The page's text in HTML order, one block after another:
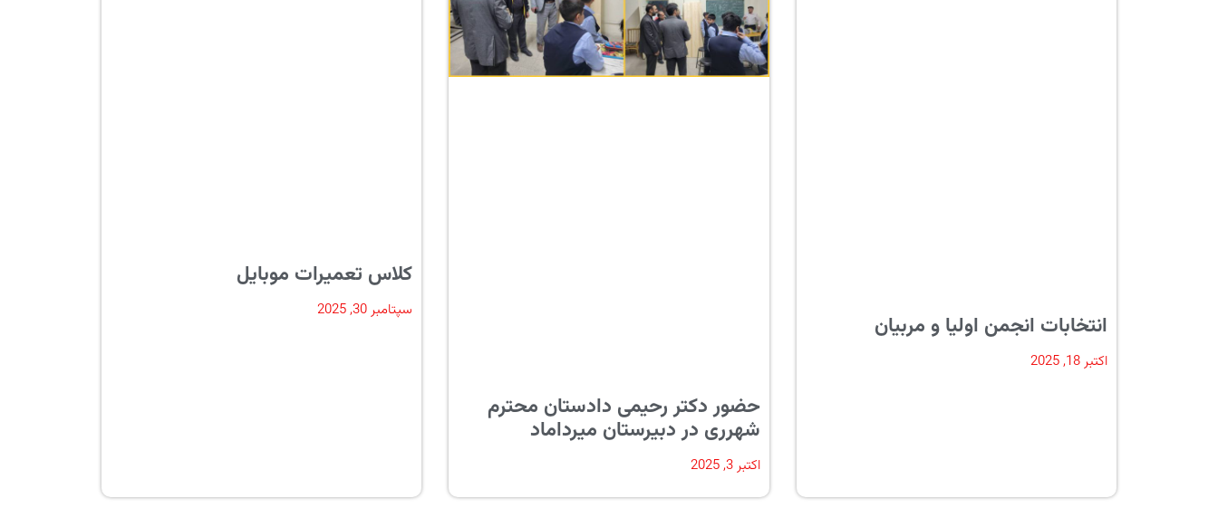
انتخابات انجمن اولیا و مربیان
اکتبر 18, 2025
حضور دکتر رحیمی دادستان محترم
شهرری در دبیرستان میرداماد
اکتبر 3, 2025
کلاس تعمیرات موبایل
سپتامبر 30, 2025